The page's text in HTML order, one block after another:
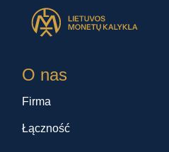
O nas
Firma
Łączność